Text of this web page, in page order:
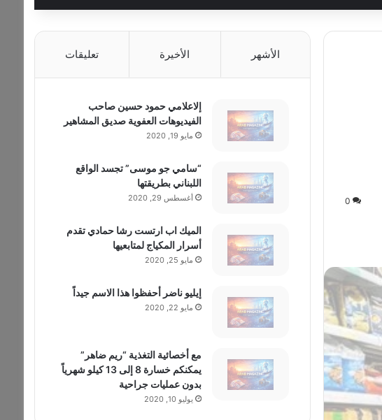
0
الأشهر الأخيرة تعليقات
إلاعلامي حمود حسين صاحب
الفيديوهات العفوية صديق المشاهير
مايو 19, 2020
“سامي جو موسى” تجسد الواقع
اللبناني بطريقتها
أغسطس 29, 2020
الميك اب ارتست رشا حمادي تقدم
أسرار المكياج لمتابعيها
مايو 25, 2020
إيليو ناضر أحفظوا هذا الاسم جيداً
مايو 22, 2020
مع أخصائية التغذية “ريم ضاهر”
يمكنكم خسارة 8 إلى 13 كيلو شهرياً
بدون عمليات جراحية
يوليو 10, 2020